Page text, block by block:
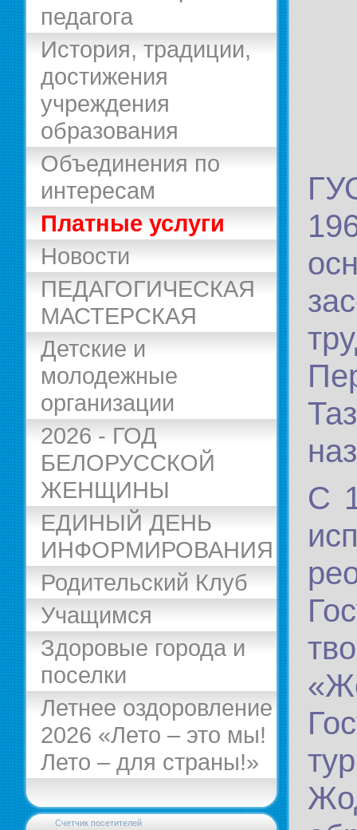
педагога
История, традиции,
достижения
учреждения
образования
Объединения по
интересам
Платные услуги
Новости
ПЕДАГОГИЧЕСКАЯ
МАСТЕРСКАЯ
Детские и
молодежные
организации
2026 - ГОД
БЕЛОРУССКОЙ
ЖЕНЩИНЫ
ЕДИНЫЙ ДЕНЬ
ИНФОРМИРОВАНИЯ
Родительский Клуб
Учащимся
Здоровые города и
поселки
Летнее оздоровление
2026 «Лето – это мы!
Лето – для страны!»
Счетчик посетителей
С